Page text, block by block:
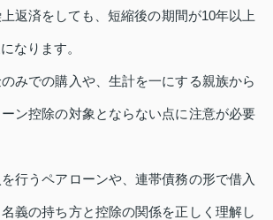
返済をしても、短縮後の期間が10年以上
なります。
みでの購入や、生計を一にする親族から
ン控除の対象とならない点に注意が必要
行うペアローンや、連帯債務の形で借入
義の持ち方と控除の関係を正しく理解し